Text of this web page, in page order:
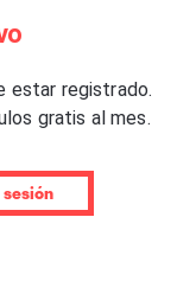
friquis, pero,
robots
Gundam), pero
Yung
referencia a
estar registrado.
gratis al mes.